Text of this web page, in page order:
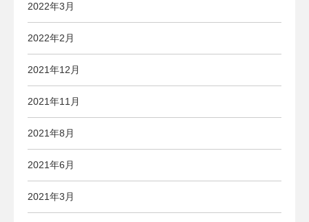
2022年3月
2022年2月
2021年12月
2021年11月
2021年8月
2021年6月
2021年3月